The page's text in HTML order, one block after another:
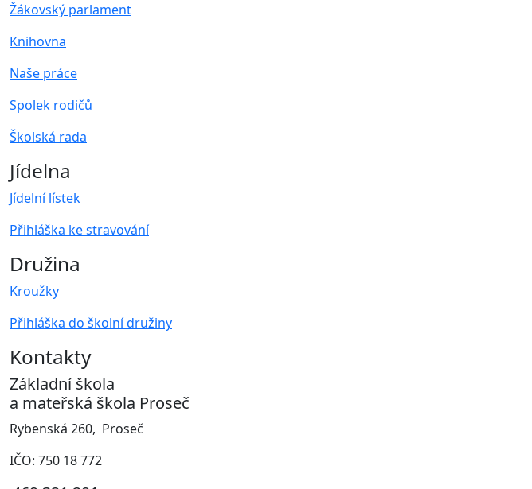
Žákovský parlament
Knihovna
Naše práce
Spolek rodičů
Školská rada
Jídelna
Jídelní lístek
Přihláška ke stravování
Družina
Kroužky
Přihláška do školní družiny
Kontakty
Základní škola
a mateřská škola Proseč
Rybenská 260, Proseč
IČO: 750 18 772